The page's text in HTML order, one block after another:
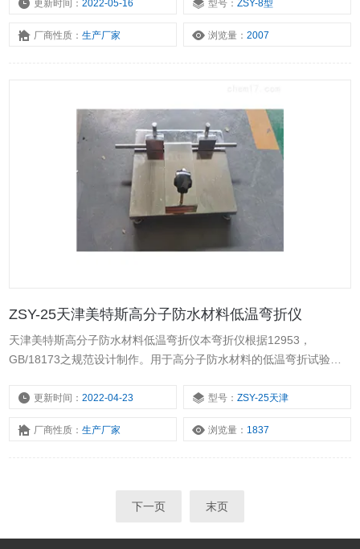
更新时间：2022-05-16 型号：ZSY-8型
厂商性质：生产厂家 浏览量：2007
ZSY-25天津美特斯高分子防水材料低温弯折仪
天津美特斯高分子防水材料低温弯折仪本弯折仪根据12953，
GB/18173之规范设计制作。用于高分子防水材料的低温弯折试验。
调节，误差为±2℃，且能使试样在被操作过程中保持恒定温度，弯折
更新时间：2022-04-23 型号：ZSY-25天津
厂商性质：生产厂家 浏览量： 1837
下一页 末页